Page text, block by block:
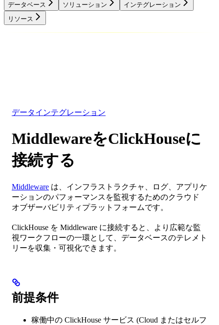
データベース ソリューション
インテグレーション
リソース
データインテグレーション
MiddlewareをClickHouseに
接続する
Middleware は、インフラストラクチャ、ログ、アプリケ
ーションのパフォーマンスを監視するためのクラウド
オブザーバビリティプラットフォームです。
ClickHouse を Middleware に接続すると、より広範な監
視ワークフローの一環として、データベースのテレメト
リーを収集・可視化できます。
前提条件
稼働中の ClickHouse サービス (Cloud またはセルフ